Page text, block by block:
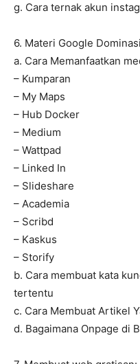
g. Cara ternak akun
6. Materi Google
a. Cara Memanfaatkan
– Kumparan
– My Maps
– Hub Docker
– Medium
– Wattpad
– Linked In
– Slideshare
– Academia
– Scribd
– Kaskus
– Storify
b. Cara membuat kata
tertentu
c. Cara Membuat Artikel
d. Bagaimana Onpage di